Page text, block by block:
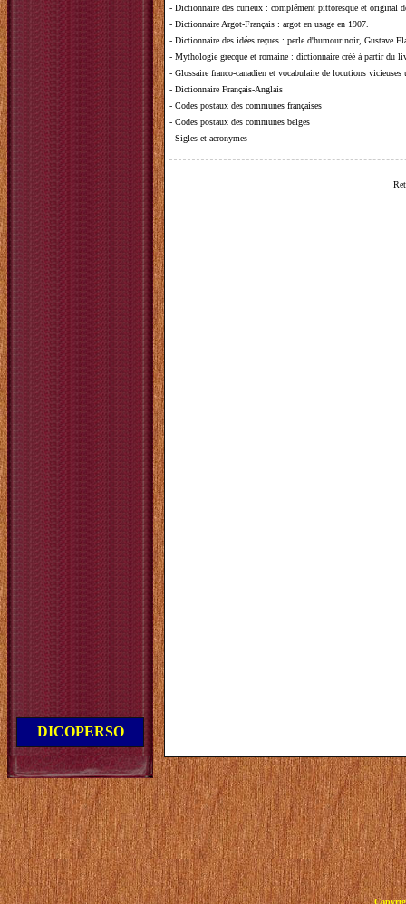
DICOPERSO
- Dictionnaire des curieux : complément pittoresque et original
- Dictionnaire Argot-Français : argot en usage en 1907.
- Dictionnaire des idées reçues : perle d'humour noir, Gustave
- Mythologie grecque et romaine : dictionnaire créé à partir du
- Glossaire franco-canadien et vocabulaire de locutions vicieuses
- Dictionnaire Français-Anglais
- Codes postaux des communes françaises
- Codes postaux des communes belges
- Sigles et acronymes